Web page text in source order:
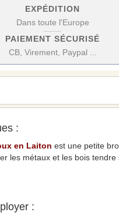
EXPÉDITION
Dans toute l'Europe
PAIEMENT SÉCURISÉ
CB, Virement, Paypal ...
:
en Laiton est une petite
les métaux et les bois tendre
: